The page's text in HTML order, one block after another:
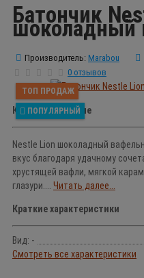
Батончик
шоколадный
Производитель: Marabou
0 отзывов
ТОП ПРОДАЖ
ПОПУЛЯРНЫЙ
Краткое описание
Nestle Lion шоколадный
вкус благодаря удачному
хрустящей вафли, мягкой
глазури.... Читать далее...
Краткие характеристики
Вид: -
Смотреть все характеристики